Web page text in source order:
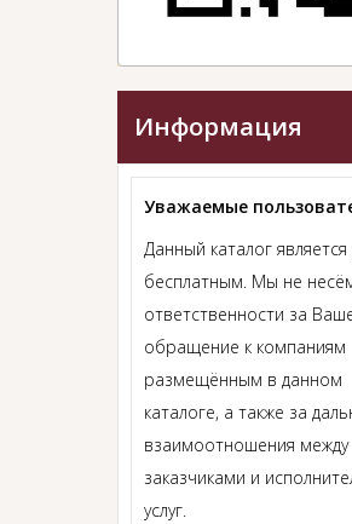
Информация
Уважаемые
Данный каталог
бесплатным. Мы не
ответственности за
обращение к компаниям
размещённым в данном
каталоге, а также за
взаимоотношения между
заказчиками и
услуг.